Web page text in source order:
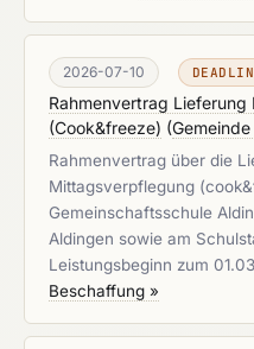
2026-07-10
Rahmenvertrag
(Cook&freeze) (
Rahmenvertrag über die
Mittagsverpflegung
Gemeinschaftsschule
Aldingen sowie am
Leistungsbeginn zum
Beschaffung »